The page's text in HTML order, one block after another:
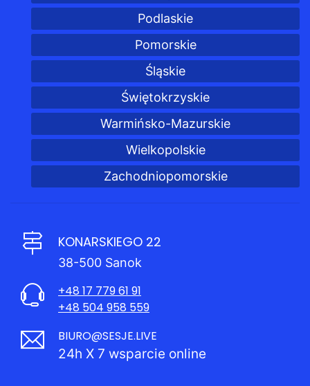
Podlaskie
Pomorskie
Śląskie
Świętokrzyskie
Warmińsko-Mazurskie
Wielkopolskie
Zachodniopomorskie
KONARSKIEGO 22
38-500 Sanok
+48 17 779 61 91
+48 504 958 559
BIURO@SESJE.LIVE
24h X 7 wsparcie online